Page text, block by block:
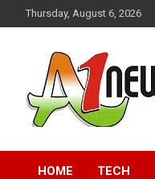
to
Thursday, August 6, 2026
HOME TECH